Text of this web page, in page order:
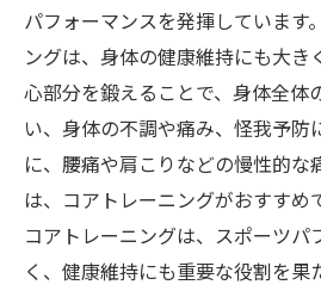
パフォーマンスを発揮しています
ングは、身体の健康維持にも大き
心部分を鍛えることで、身体全体
い、身体の不調や痛み、怪我予防
に、腰痛や肩こりなどの慢性的な
は、コアトレーニングがおすすめ
コアトレーニングは、スポーツパ
く、健康維持にも重要な役割を果